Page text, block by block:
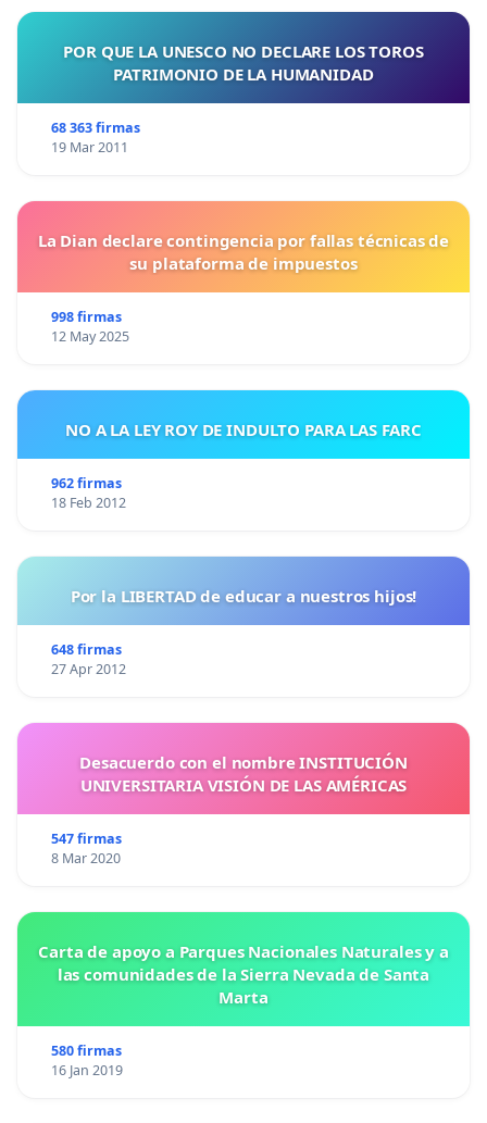
POR QUE LA UNESCO NO DECLARE LOS TOROS
PATRIMONIO DE LA HUMANIDAD
68 363 firmas
19 Mar 2011
La Dian declare contingencia por fallas técnicas de
su plataforma de impuestos
998 firmas
12 May 2025
NO A LA LEY ROY DE INDULTO PARA LAS FARC
962 firmas
18 Feb 2012
Por la LIBERTAD de educar a nuestros hijos!
648 firmas
27 Apr 2012
Desacuerdo con el nombre INSTITUCIÓN
UNIVERSITARIA VISIÓN DE LAS AMÉRICAS
547 firmas
8 Mar 2020
Carta de apoyo a Parques Nacionales Naturales y a
las comunidades de la Sierra Nevada de Santa
Marta
580 firmas
16 Jan 2019